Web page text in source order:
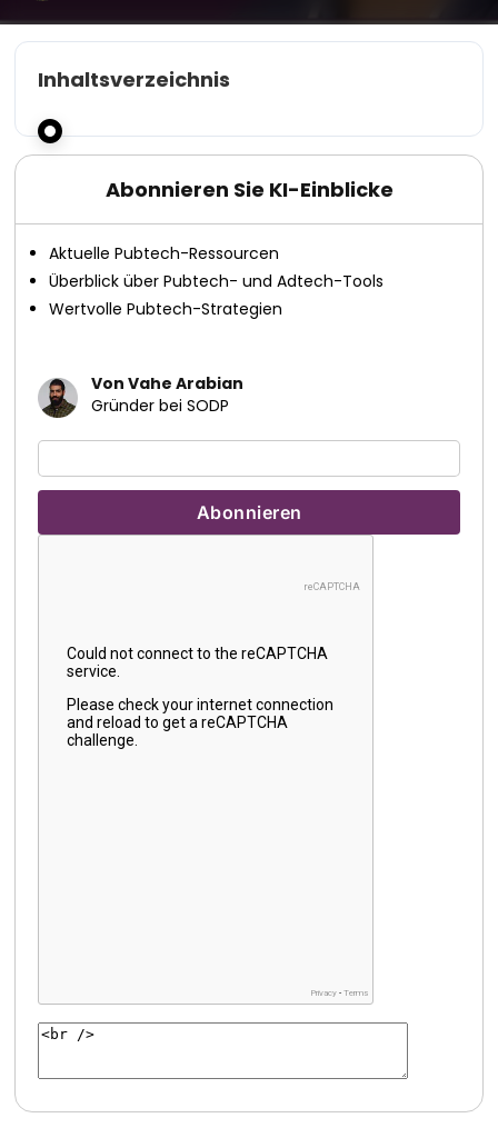
Inhaltsverzeichnis
Abonnieren Sie KI-Einblicke
Aktuelle Pubtech-Ressourcen
Überblick über Pubtech- und Adtech-Tools
Wertvolle Pubtech-Strategien
Von Vahe Arabian
Gründer bei SODP